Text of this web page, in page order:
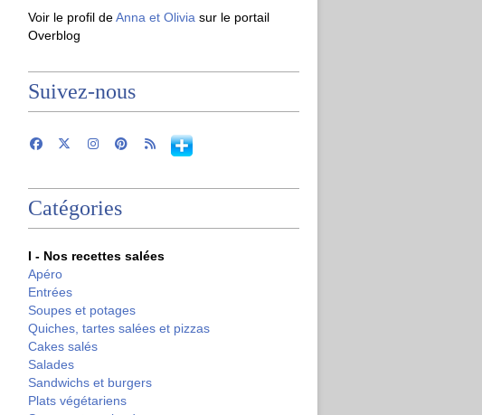
Voir le profil deAnna et Olivia sur le portail
Overblog
Suivez-nous
Catégories
I - Nos recettes salées
Apéro
Entrées
Soupes et potages
Quiches, tartes salées et pizzas
Cakes salés
Salades
Sandwichs et burgers
Plats végétariens